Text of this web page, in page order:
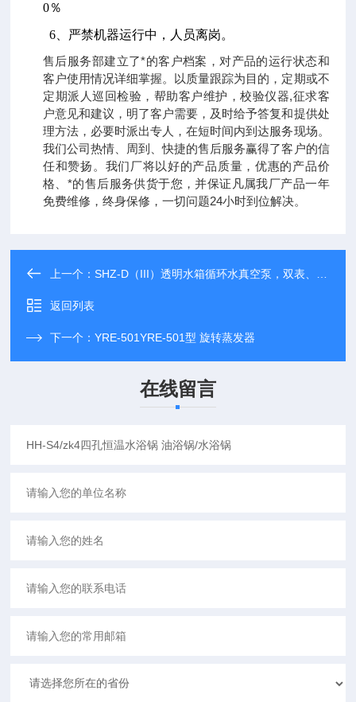
0％
6 、严禁机器运行中，人员离岗。
售后服务部建立了*的客户档案，对产品的运行状态和
客户使用情况详细掌握。以质量跟踪为目的，定期或不
定期派人巡回检验，帮助客户维护，校验仪器,征求客
户意见和建议，明了客户需要，及时给予答复和提供处
理方法，必要时派出专人，在短时间内到达服务现场。
我们公司热情、周到、快捷的售后服务赢得了客户的信
任和赞扬。我们厂将以好的产品质量，优惠的产品价
格、*的售后服务供货于您，并保证凡属我厂产品一年
免费维修，终身保修，一切问题24小时到位解决。
上一个：SHZ-D（III）透明水箱循环水真空泵，双表、双头抽气
返回列表
下一个：YRE-501YRE-501型 旋转蒸发器
在线留言